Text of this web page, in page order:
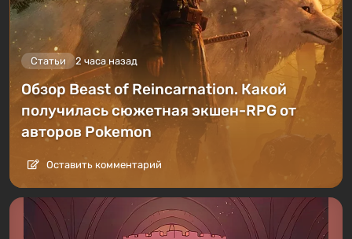
Статьи 2 часа назад
Обзор Beast of Reincarnation. Какой
получилась сюжетная экшен-RPG от
авторов Pokemon
Оставить комментарий